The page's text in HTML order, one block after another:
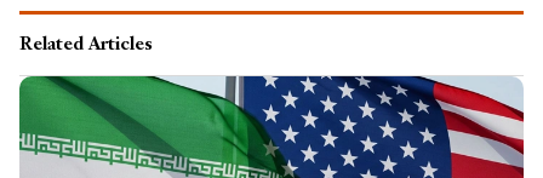
Related Articles